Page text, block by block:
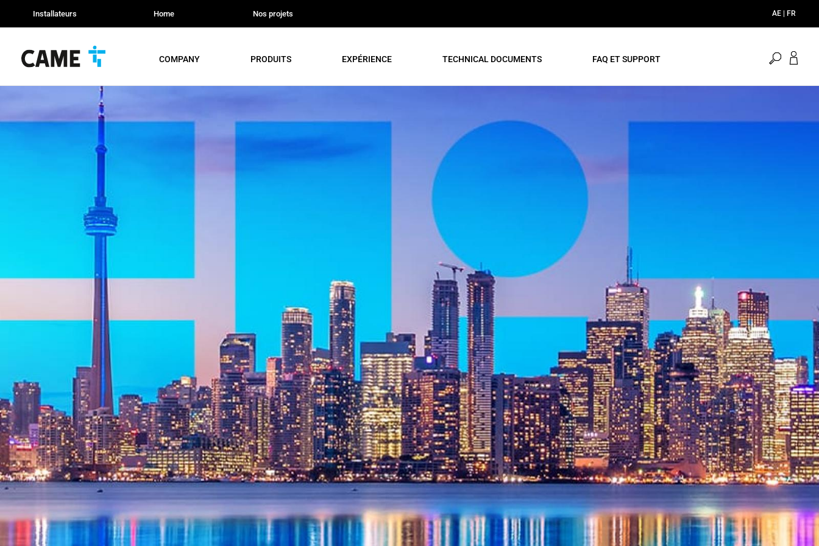
Installateurs Home Nos projets AE | FR
COMPANY PRODUITS EXPÉRIENCE TECHNICAL DOCUMENTS FAQ ET SUPPORT